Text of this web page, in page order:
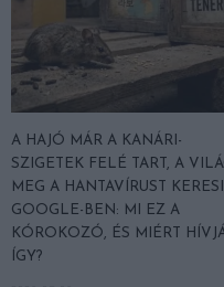
A HAJÓ MÁR A KANÁRI-
SZIGETEK FELÉ TART, A
MEG A HANTAVÍRUST
GOOGLE-BEN: MI EZ A
KÓROKOZÓ, ÉS MIÉRT
ÍGY?